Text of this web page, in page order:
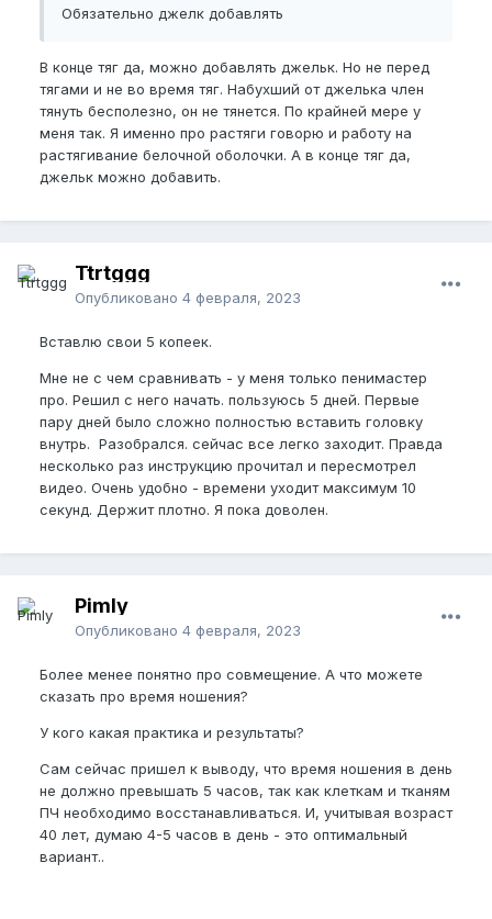
Обязательно джелк добавлять
В конце тяг да, можно добавлять джельк. Но не перед
тягами и не во время тяг. Набухший от джелька член
тянуть бесполезно, он не тянется. По крайней мере у
меня так. Я именно про растяги говорю и работу на
растягивание белочной оболочки. А в конце тяг да,
джельк можно добавить.
Ttrtggg
Опубликовано 4 февраля, 2023
Вставлю свои 5 копеек.
Мне не с чем сравнивать - у меня только пенимастер
про. Решил с него начать. пользуюсь 5 дней. Первые
пару дней было сложно полностью вставить головку
внутрь. Разобрался. сейчас все легко заходит. Правда
несколько раз инструкцию прочитал и пересмотрел
видео. Очень удобно - времени уходит максимум 10
секунд. Держит плотно. Я пока доволен.
Pimly
Опубликовано 4 февраля, 2023
Более менее понятно про совмещение. А что можете
сказать про время ношения?
У кого какая практика и результаты?
Сам сейчас пришел к выводу, что время ношения в день
не должно превышать 5 часов, так как клеткам и тканям
ПЧ необходимо восстанавливаться. И, учитывая возраст
40 лет, думаю 4-5 часов в день - это оптимальный
вариант..